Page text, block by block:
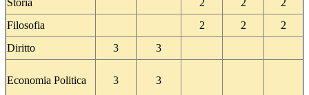
Storia 2 2
2
Filosofia
2 2
2
Diritto
3 3
Economia Politica 3 3